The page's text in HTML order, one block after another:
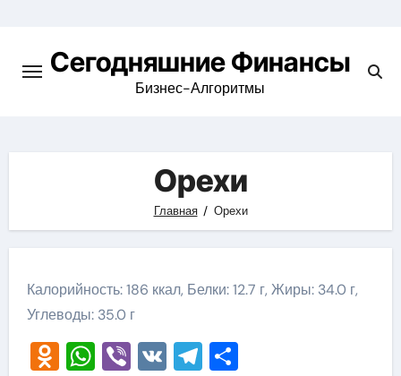
содержимомуСегодняшние Финансы
Бизнес-Алгоритмы
Орехи
Главная Орехи
Калорийность: 186 ккал, Белки: 12.7 г, Жиры: 34.0 г,
Углеводы: 35.0 г
Odnoklassniki
WhatsApp
Viber
VKTelegram
Отправить